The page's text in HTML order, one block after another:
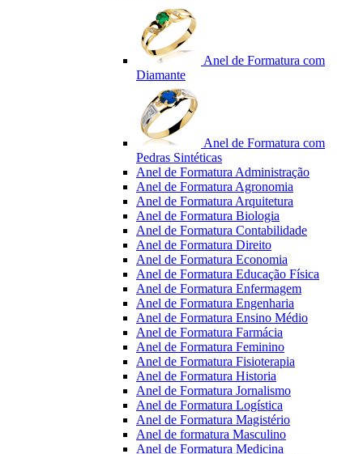
Anel de Formatura com
Diamante
Anel de Formatura com
Pedras Sintéticas
Anel de Formatura Administração
Anel de Formatura Agronomia
Anel de Formatura Arquitetura
Anel de Formatura Biologia
Anel de Formatura Contabilidade
Anel de Formatura Direito
Anel de Formatura Economia
Anel de Formatura Educação Física
Anel de Formatura Enfermagem
Anel de Formatura Engenharia
Anel de Formatura Ensino Médio
Anel de Formatura Farmácia
Anel de Formatura Feminino
Anel de Formatura Fisioterapia
Anel de Formatura Historia
Anel de Formatura Jornalismo
Anel de Formatura Logística
Anel de Formatura Magistério
Anel de formatura Masculino
Anel de Formatura Medicina